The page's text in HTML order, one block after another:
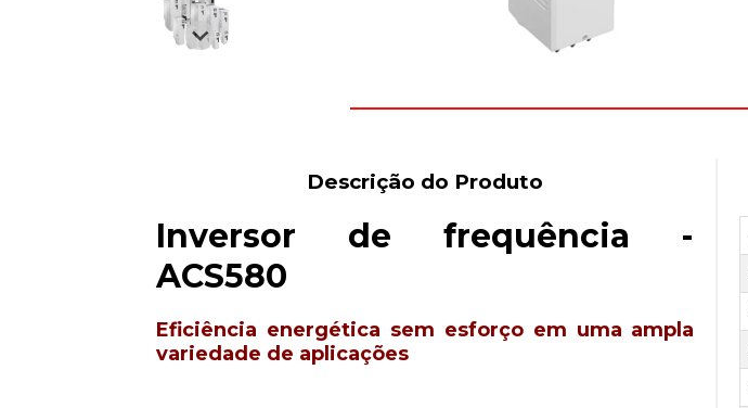
Descrição do Produto
Inversor de frequência -
ACS580
Eficiência energética sem esforço em uma ampla
variedade de aplicações